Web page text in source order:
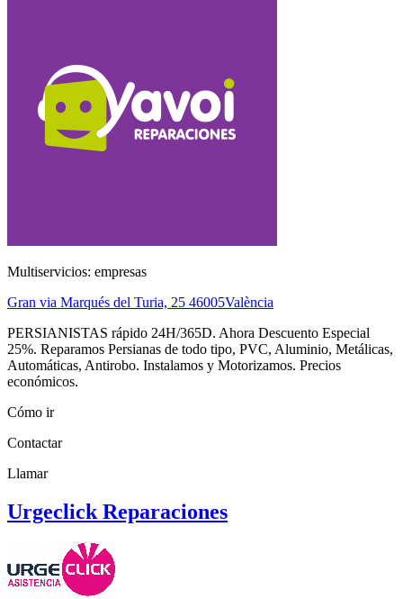
Multiservicios: empresas
Gran via Marqués del Turia, 25 46005València
PERSIANISTAS rápido 24H/365D. Ahora Descuento Especial
25%. Reparamos Persianas de todo tipo, PVC, Aluminio, Metálicas,
Automáticas, Antirobo. Instalamos y Motorizamos. Precios
económicos.
Cómo ir
Contactar
Llamar
Urgeclick Reparaciones